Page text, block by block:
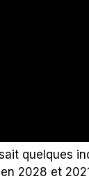
quelques
2028 et